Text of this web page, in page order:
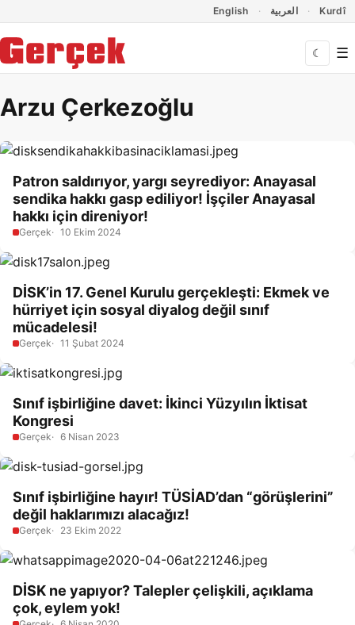
English العربية Kurdî
☾ ☰
Arzu Çerkezoğlu
Patron saldırıyor, yargı seyrediyor: Anayasal
sendika hakkı gasp ediliyor! İşçiler Anayasal
hakkı için direniyor!
Gerçek 10 Ekim 2024
DİSK’in 17. Genel Kurulu gerçekleşti: Ekmek ve
hürriyet için sosyal diyalog değil sınıf
mücadelesi!
Gerçek 11 Şubat 2024
Sınıf işbirliğine davet: İkinci Yüzyılın İktisat
Kongresi
Gerçek 6 Nisan 2023
Sınıf işbirliğine hayır! TÜSİAD’dan “görüşlerini”
değil haklarımızı alacağız!
Gerçek 23 Ekim 2022
DİSK ne yapıyor? Talepler çelişkili, açıklama
çok, eylem yok!